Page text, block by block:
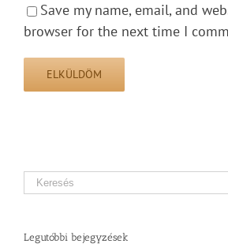
Save my name, email, and
browser for the next time I
Search
Legutóbbi bejegyzések